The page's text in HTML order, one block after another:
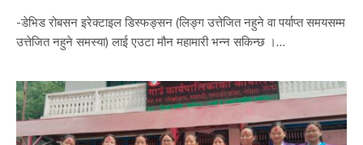
-डेभिड रोबसन इरेक्टाइल डिस्फङ्सन (लिङ्ग उत्तेजित नहुने वा पर्याप्त समयसम्म
उत्तेजित नहुने समस्या) लाई एउटा मौन महामारी भन्न सकिन्छ ।…